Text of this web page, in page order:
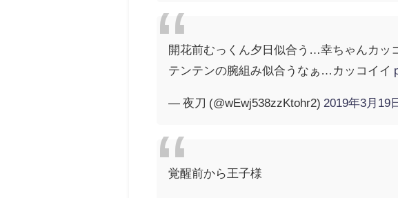
開花前むっくん夕日似合う…幸ちゃんカッ
テンテンの腕組み似合うなぁ…カッコイイ
— 夜刀 (@wEwj538zzKtohr2) 2019年3月19
覚醒前から王子様